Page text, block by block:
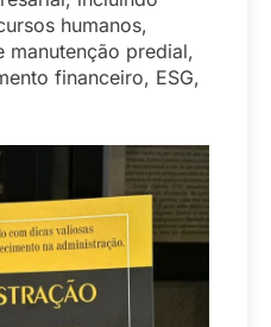
humanos,
manutenção predial,
financeiro, ESG,